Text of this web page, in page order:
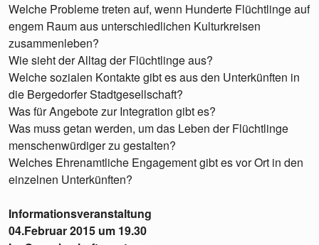
Welche Probleme treten auf, wenn Hunderte Flüchtlinge auf
engem Raum aus unterschiedlichen Kulturkreisen
zusammenleben?
Wie sieht der Alltag der Flüchtlinge aus?
Welche sozialen Kontakte gibt es aus den Unterkünften in
die Bergedorfer Stadtgesellschaft?
Was für Angebote zur Integration gibt es?
Was muss getan werden, um das Leben der Flüchtlinge
menschenwürdiger zu gestalten?
Welches Ehrenamtliche Engagement gibt es vor Ort in den
einzelnen Unterkünften?
Informationsveranstaltung
04.Februar 2015 um 19.30